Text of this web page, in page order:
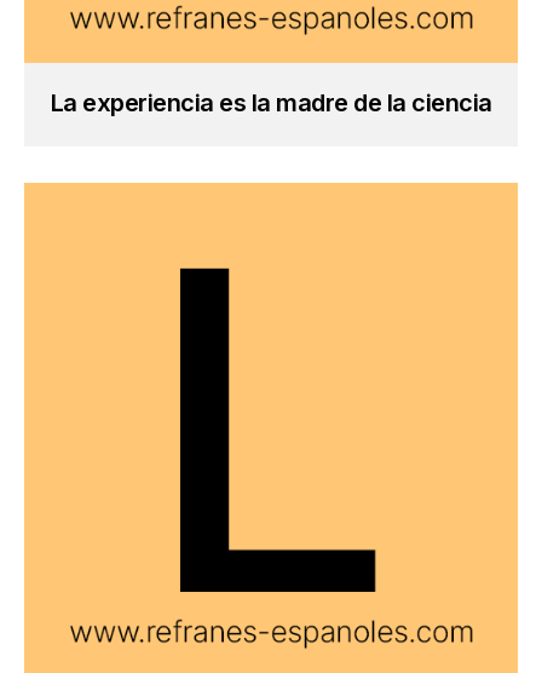
La experiencia es la madre de la ciencia